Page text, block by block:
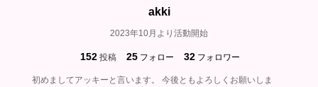
akki
2023年10月より活動開始
152 投稿 25 フォロー 32 フォロワー
初めましてアッキーと言います。 今後ともよろしくお願いしま